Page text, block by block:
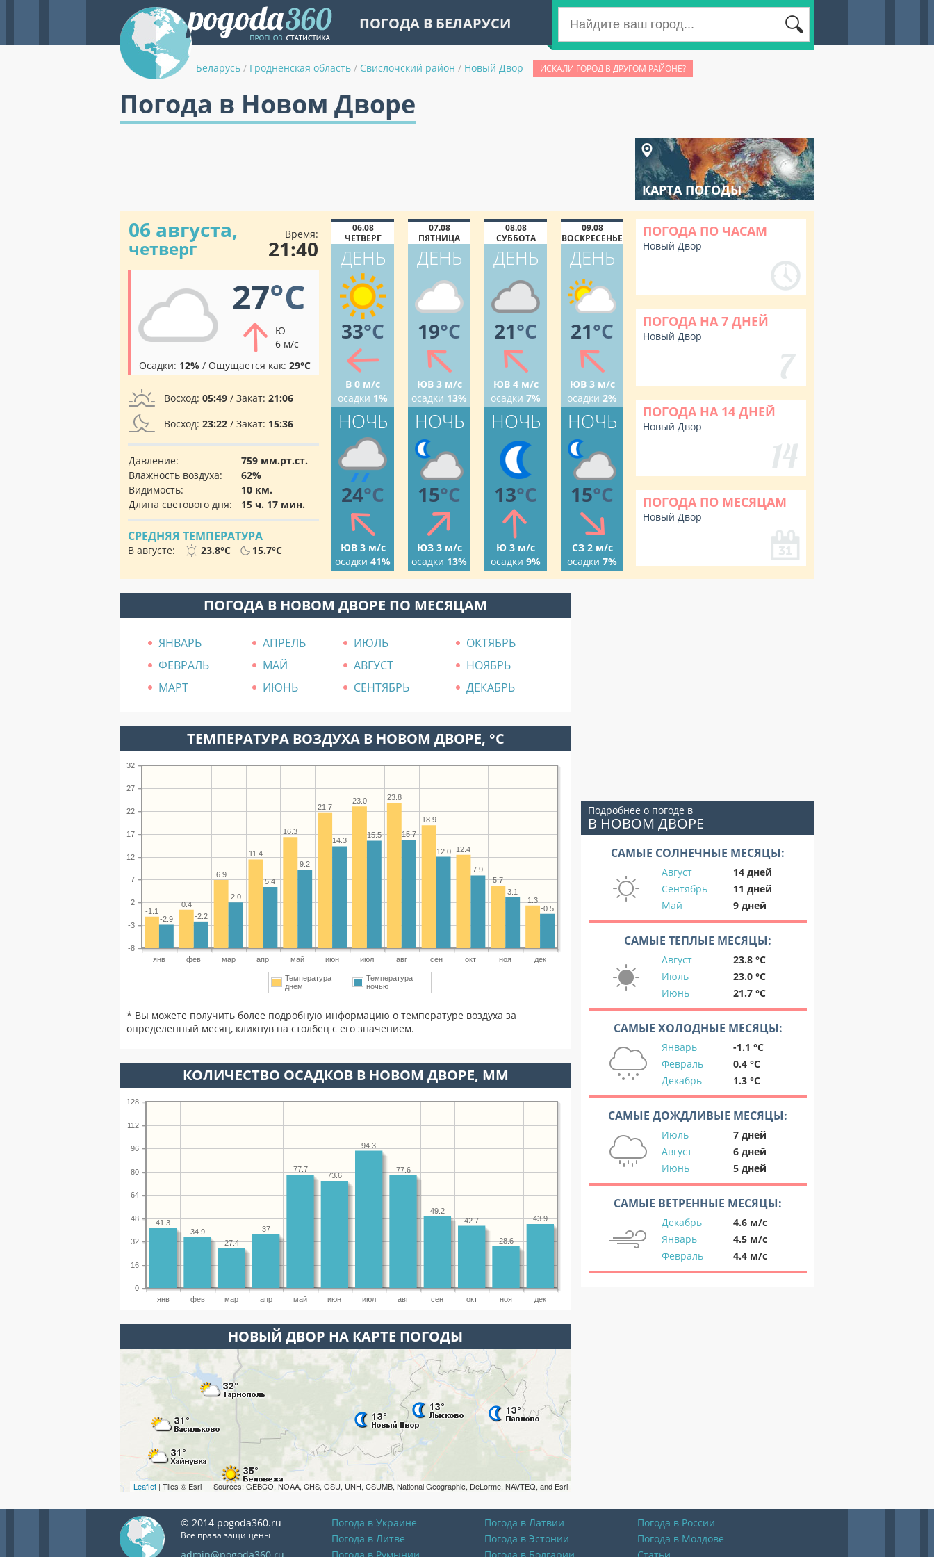
ПОГОДА В БЕЛАРУСИ
Беларусь / Гродненская область / Свислочский район / Новый Двор ИСКАЛИ ГОРОД В ДРУГОМ РАЙОНЕ?
Погода в Новом Дворе
КАРТА ПОГОДЫ
06 августа,
четверг
Время:
21:40
27°C
Ю
6 м/с
Осадки: 12% / Ощущается как: 29°C
Восход: 05:49 / Закат: 21:06
Восход: 23:22 / Закат: 15:36
Давление:
759 мм.рт.ст.
Влажность воздуха:
62%
Видимость:
10 км.
Длина светового дня:
15 ч. 17 мин.
СРЕДНЯЯ ТЕМПЕРАТУРА
В августе: 23.8°C 15.7°C
06.08
ЧЕТВЕРГ
ДЕНЬ
33°C
В 0 м/с
осадки 1%
НОЧЬ
24°C
ЮВ 3 м/с
осадки 41%
07.08
ПЯТНИЦА
ДЕНЬ
19°C
ЮВ 3 м/с
осадки 13%
НОЧЬ
15°C
ЮЗ 3 м/с
осадки 13%
08.08
СУББОТА
ДЕНЬ
21°C
ЮВ 4 м/с
осадки 7%
НОЧЬ
13°C
Ю 3 м/с
осадки 9%
09.08
ВОСКРЕСЕНЬЕ
ДЕНЬ
21°C
ЮВ 3 м/с
осадки 2%
НОЧЬ
15°C
СЗ 2 м/с
осадки 7%
ПОГОДА ПО ЧАСАМ
Новый Двор
ПОГОДА НА 7 ДНЕЙ
Новый Двор
ПОГОДА НА 14 ДНЕЙ
Новый Двор
ПОГОДА ПО МЕСЯЦАМ
Новый Двор
ПОГОДА В НОВОМ ДВОРЕ ПО МЕСЯЦАМ
ЯНВАРЬ АПРЕЛЬ ИЮЛЬ
ОКТЯБРЬ
ФЕВРАЛЬ
МАЙ АВГУСТ
НОЯБРЬ
МАРТ
ИЮНЬ СЕНТЯБРЬ ДЕКАБРЬ
ТЕМПЕРАТУРА ВОЗДУХА В НОВОМ ДВОРЕ, °C
янв фев мар апр май июн июл авг сен окт ноя дек
-8
-3
2
7
12
17
22
27
32
1.3
5.7
12.4
18.9
23.8
23.0
21.7
16.3
11.4
6.9
0.4
-1.1
-0.5
3.1
7.9
12.0
15.7
15.5
14.3
9.2
5.4
2.0
-2.2
-2.9
Температура
днем
Температура
ночью
* Вы можете получить более подробную информацию о температуре воздуха за
определенный месяц, кликнув на столбец с его значением.
КОЛИЧЕСТВО ОСАДКОВ В НОВОМ ДВОРЕ, ММ
янв фев мар апр май июн июл авг сен окт ноя дек
0
16
32
48
64
80
96
112
128
43.9
28.6
42.7
49.2
77.6
94.3
73.6
77.7
37
27.4
34.9
41.3
НОВЫЙ ДВОР НА КАРТЕ ПОГОДЫ
Leaflet | Tiles © Esri — Sources: GEBCO, NOAA, CHS, OSU, UNH, CSUMB, National Geographic, DeLorme, NAVTEQ, and Esri
Подробнее о погоде в
В НОВОМ ДВОРЕ
САМЫЕ СОЛНЕЧНЫЕ МЕСЯЦЫ:
Август
14 дней
Сентябрь
11 дней
Май
9 дней
САМЫЕ ТЕПЛЫЕ МЕСЯЦЫ:
Август
23.8 °C
Июль
23.0 °C
Июнь
21.7 °C
САМЫЕ ХОЛОДНЫЕ МЕСЯЦЫ:
Январь
-1.1 °C
Февраль
0.4 °C
Декабрь
1.3 °C
САМЫЕ ДОЖДЛИВЫЕ МЕСЯЦЫ:
Июль
7 дней
Август
6 дней
Июнь
5 дней
САМЫЕ ВЕТРЕННЫЕ МЕСЯЦЫ:
Декабрь
4.6 м/с
Январь
4.5 м/с
Февраль
4.4 м/с
© 2014 pogoda360.ru
Все права защищены
Погода в Украине Погода в Латвии
Погода в России
Погода в Литве
Погода в Эстонии
Погода в Молдове